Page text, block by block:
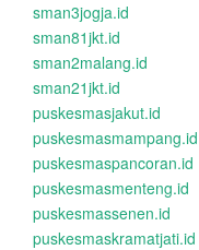
sman3jogja.id
sman81jkt.id
sman2malang.id
sman21jkt.id
puskesmasjakut.id
puskesmasmampang.id
puskesmaspancoran.id
puskesmasmenteng.id
puskesmassenen.id
puskesmaskramatjati.id